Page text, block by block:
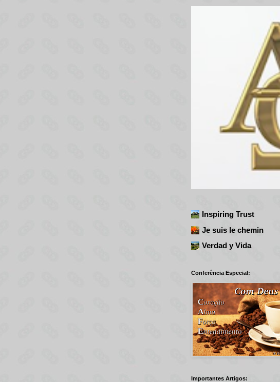
Inspiring Trust
Je suis le chemin
Verdad y Vida
Conferência Especial:
Importantes Artigos: